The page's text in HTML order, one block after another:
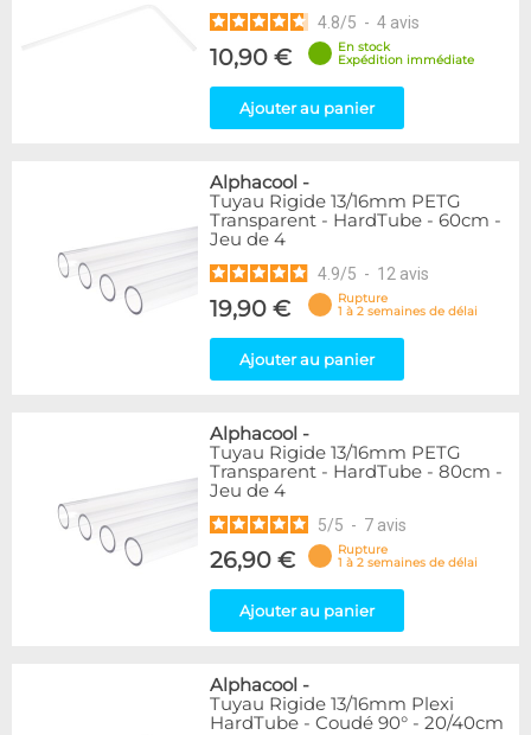
4.8/5 - 4 avis
10,90 €
En stock
Expédition immédiate
Ajouter au panier
Alphacool -
Tuyau Rigide 13/16mm PETG
Transparent - HardTube - 60cm -
Jeu de 4
4.9/5 - 12 avis
19,90 €
Rupture
1 à 2 semaines de délai
Ajouter au panier
Alphacool -
Tuyau Rigide 13/16mm PETG
Transparent - HardTube - 80cm -
Jeu de 4
5/5 - 7 avis
26,90 €
Rupture
1 à 2 semaines de délai
Ajouter au panier
Alphacool -
Tuyau Rigide 13/16mm Plexi
HardTube - Coudé 90° - 20/40cm